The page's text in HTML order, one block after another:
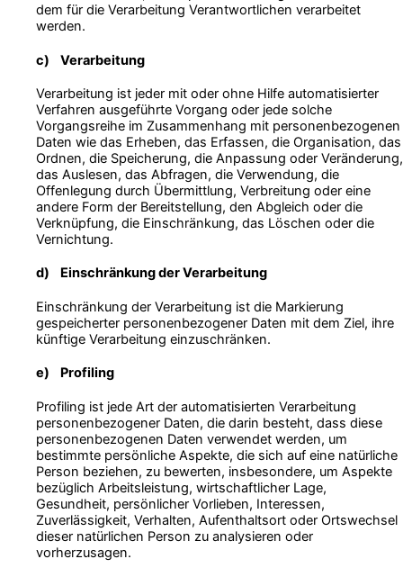
dem für die Verarbeitung Verantwortlichen verarbeitet
werden.
c) Verarbeitung
Verarbeitung ist jeder mit oder ohne Hilfe automatisierter
Verfahren ausgeführte Vorgang oder jede solche
Vorgangsreihe im Zusammenhang mit personenbezogenen
Daten wie das Erheben, das Erfassen, die Organisation, das
Ordnen, die Speicherung, die Anpassung oder Veränderung,
das Auslesen, das Abfragen, die Verwendung, die
Offenlegung durch Übermittlung, Verbreitung oder eine
andere Form der Bereitstellung, den Abgleich oder die
Verknüpfung, die Einschränkung, das Löschen oder die
Vernichtung.
d) Einschränkung der Verarbeitung
Einschränkung der Verarbeitung ist die Markierung
gespeicherter personenbezogener Daten mit dem Ziel, ihre
künftige Verarbeitung einzuschränken.
e) Profiling
Profiling ist jede Art der automatisierten Verarbeitung
personenbezogener Daten, die darin besteht, dass diese
personenbezogenen Daten verwendet werden, um
bestimmte persönliche Aspekte, die sich auf eine natürliche
Person beziehen, zu bewerten, insbesondere, um Aspekte
bezüglich Arbeitsleistung, wirtschaftlicher Lage,
Gesundheit, persönlicher Vorlieben, Interessen,
Zuverlässigkeit, Verhalten, Aufenthaltsort oder Ortswechsel
dieser natürlichen Person zu analysieren oder
vorherzusagen.